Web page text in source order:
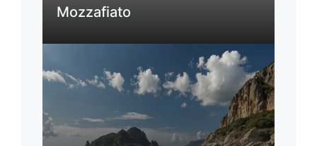
Mozzafiato